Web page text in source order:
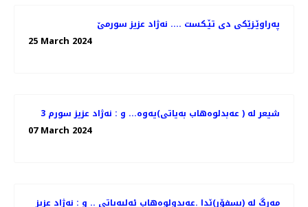
په‌راوێـزێكی دی تێـكست .... نه‌ژاد عزیز سورمێ
25 March 2024
3 شیعر له‌ ( عه‌بدلوه‌هاب به‌یاتی)یه‌وه‌... و : نه‌ژاد عزیز سورم
07 March 2024
مه‌رگ له‌ (بسفۆر)ێدا .عەبدولوەهاب ئەلبەیاتی .. و : نه‌ژاد عزیز